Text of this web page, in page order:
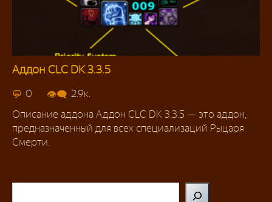
Аддон CLC DK 3.3.5
0
2.9к.
Описание аддона Аддон CLC DK 3.3.5 — это аддон,
предназначенный для всех специализаций Рыцаря
Смерти.